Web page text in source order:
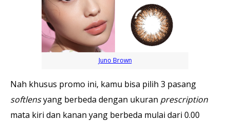
Juno Brown
Nah khusus promo ini, kamu bisa pilih 3 pasang
softlensyang berbeda dengan ukuran prescription
mata kiri dan kanan yang berbeda mulai dari 0.00